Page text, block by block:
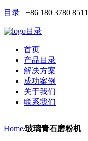
目录 +86 180 3780 8511
目录
首页
产品目录
解决方案
成功案例
关于我们
联系我们
Home/玻璃青石磨粉机